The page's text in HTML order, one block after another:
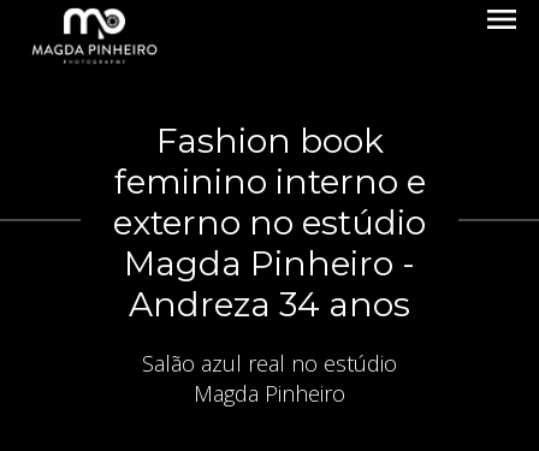
menu
Fashion book
feminino interno e
externo no estúdio
Magda Pinheiro -
Andreza 34 anos
Salão azul real no estúdio
Magda Pinheiro